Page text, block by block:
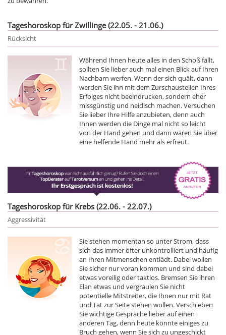
Tageshoroskop für Zwillinge (22.05. - 21.06.)
Rücksicht
Während Ihnen heute alles in den Schoß fällt,
sollten Sie lieber auch mal einen Blick auf Ihren
Nachbarn werfen. Wenn der sich quält, dann
werden Sie ihn mit dem Zurschaustellen Ihres
Erfolges nicht beeindrucken, sondern eher
missgünstig und neidisch machen. Versuchen
Sie lieber Ihre Hilfe anzubieten, denn auch
Ihnen werden die Dinge mal nicht so leicht
von der Hand gehen und dann wären Sie über
eine helfende Hand mehr als erfreut.
Tageshoroskop für Krebs (22.06. - 22.07.)
Aggressivität
Sie stehen momentan so unter Strom, dass
sich das immer öfter unkontrolliert und häufig
an Ihren Mitmenschen entlädt. Dabei wollen
Sie sicher nur voran kommen und sind dabei
etwas voreilig oder taktlos. Bremsen Sie ihren
Elan etwas und vergraulen Sie nicht
potentielle Mitstreiter, die Ihnen nur mit Rat
und Tat zur Seite stehen wollen. Verschieben
Sie wichtige Gespräche lieber auf einen
anderen Tag, denn heute könnte einiges zu
Bruch gehen, wenn Sie sich zu ungeschickt